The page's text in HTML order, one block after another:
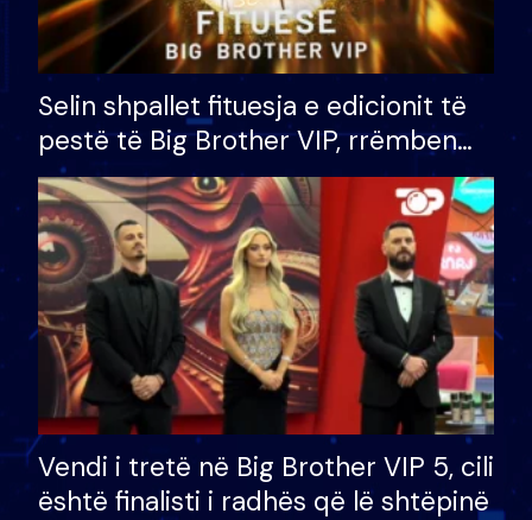
Selin shpallet fituesja e edicionit të
pestë të Big Brother VIP, rrëmben
çmimin e madh prej 100 mijë eurosh
Vendi i tretë në Big Brother VIP 5, cili
është finalisti i radhës që lë shtëpinë